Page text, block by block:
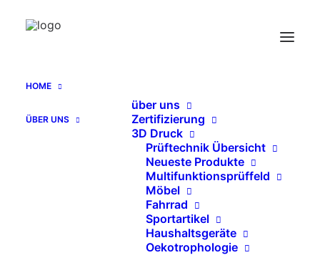
HOME
ÜBER UNS
über uns
Zertifizierung
3D Druck
Prüftechnik Übersicht
Neueste Produkte
Multifunktionsprüffeld
Möbel
Fahrrad
Sportartikel
Haushaltsgeräte
Oekotrophologie
   KATALOG EN (PDF)